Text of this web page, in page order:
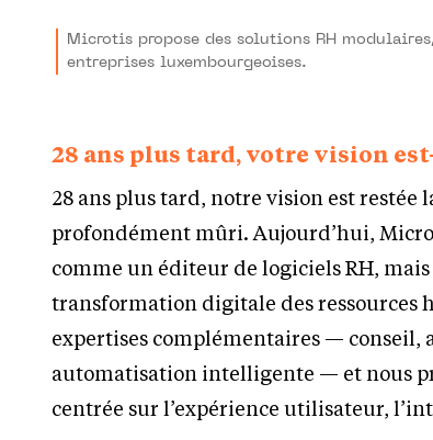
Microtis propose des solutions RH
entreprises luxembourgeoises.
28 ans plus tard, votre vision
28 ans plus tard, notre vision est restée
profondément mûri. Aujourd’hui,
comme un éditeur de logiciels RH,
transformation digitale des ressources
expertises complémentaires — conseil,
automatisation intelligente — et nous
centrée sur l’expérience utilisateur,